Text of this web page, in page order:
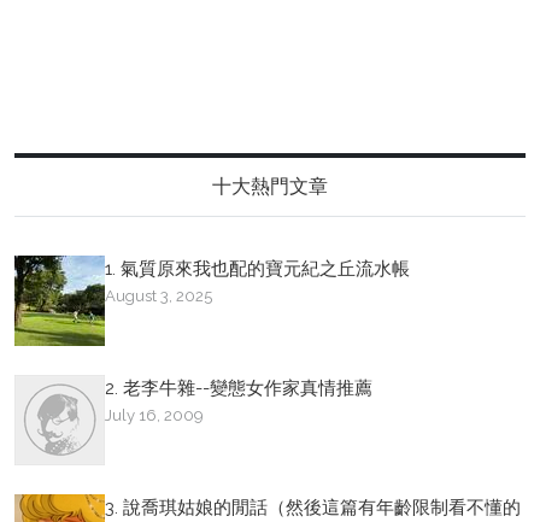
十大熱門文章
1. 氣質原來我也配的寶元紀之丘流水帳
August 3, 2025
2. 老李牛雜--變態女作家真情推薦
July 16, 2009
3. 說喬琪姑娘的閒話（然後這篇有年齡限制看不懂的